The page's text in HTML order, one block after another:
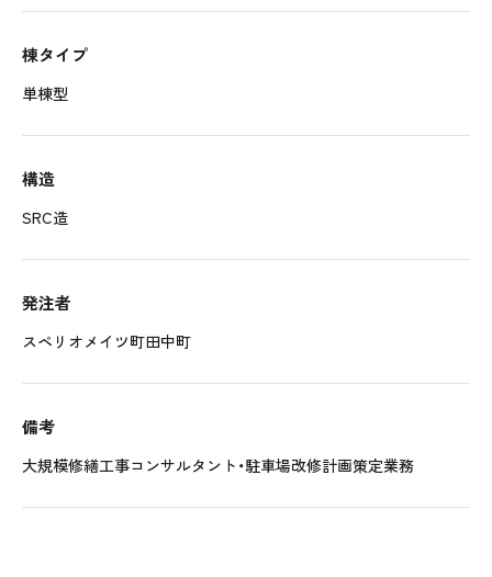
棟タイプ
単棟型
構造
SRC造
発注者
スペリオメイツ町田中町
備考
大規模修繕工事コンサルタント・駐車場改修計画策定業務